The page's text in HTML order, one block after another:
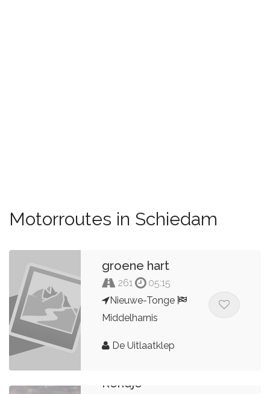
Motorroutes in Schiedam
groene hart
261
05:15
Nieuwe-Tonge
Middelharnis
De Uitlaatklep
Rondje